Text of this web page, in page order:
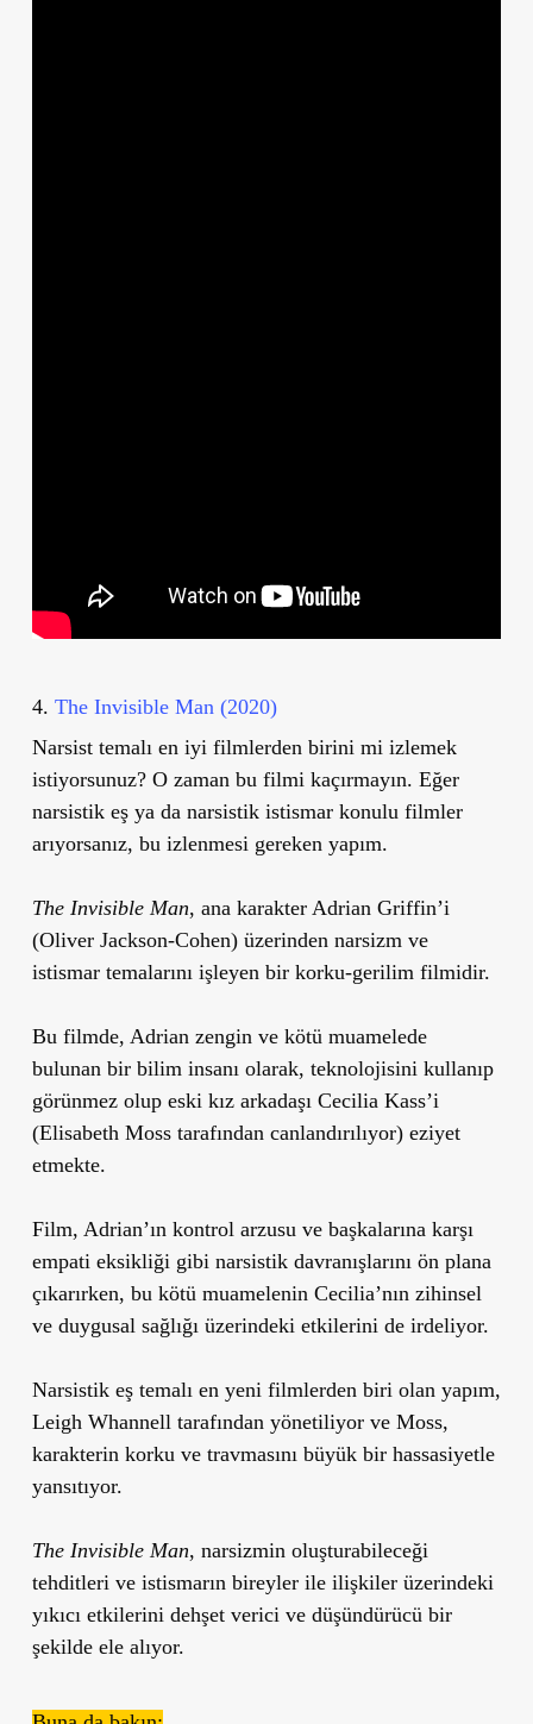
4. The Invisible Man (2020)
Narsist temalı en iyi filmlerden birini mi izlemek
istiyorsunuz? O zaman bu filmi kaçırmayın. Eğer
narsistik eş ya da narsistik istismar konulu filmler
arıyorsanız, bu izlenmesi gereken yapım.
The Invisible Man, ana karakter Adrian Griffin’i
(Oliver Jackson-Cohen) üzerinden narsizm ve
istismar temalarını işleyen bir korku-gerilim filmidir.
Bu filmde, Adrian zengin ve kötü muamelede
bulunan bir bilim insanı olarak, teknolojisini kullanıp
görünmez olup eski kız arkadaşı Cecilia Kass’i
(Elisabeth Moss tarafından canlandırılıyor) eziyet
etmekte.
Film, Adrian’ın kontrol arzusu ve başkalarına karşı
empati eksikliği gibi narsistik davranışlarını ön plana
çıkarırken, bu kötü muamelenin Cecilia’nın zihinsel
ve duygusal sağlığı üzerindeki etkilerini de irdeliyor.
Narsistik eş temalı en yeni filmlerden biri olan yapım,
Leigh Whannell tarafından yönetiliyor ve Moss,
karakterin korku ve travmasını büyük bir hassasiyetle
yansıtıyor.
The Invisible Man, narsizmin oluşturabileceği
tehditleri ve istismarın bireyler ile ilişkiler üzerindeki
yıkıcı etkilerini dehşet verici ve düşündürücü bir
şekilde ele alıyor.